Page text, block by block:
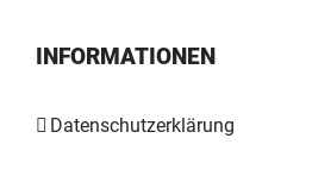
INFORMATIONEN
Datenschutzerklärung